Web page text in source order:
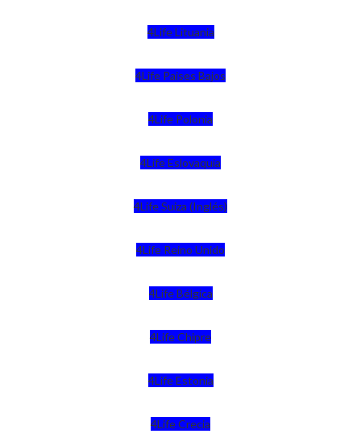
4Life Lituania
4Life Paises Bajos
4Life Polonia
4Life Eslovaquia
4Life Suiza (Inglés)
4Life Reino Unido
4Life Bélgica
4Life Chipre
4Life Estonia
4Life Crecia